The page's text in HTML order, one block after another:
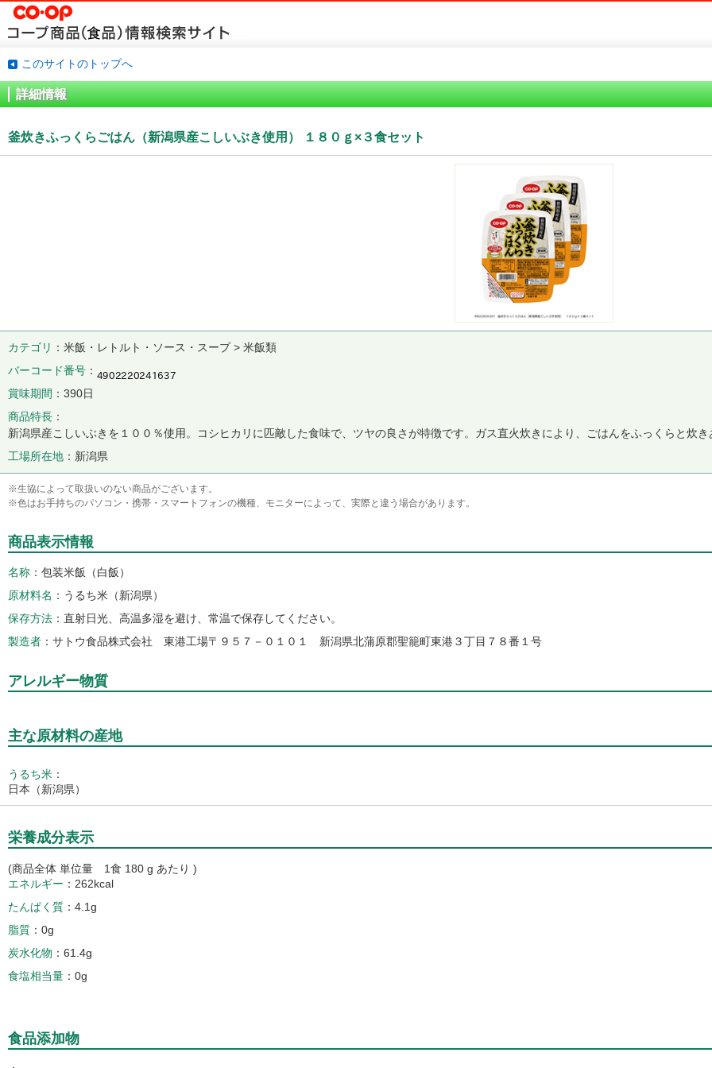
このサイトのトップへ
詳細情報
釜炊きふっくらごはん（新潟県産こしいぶき使用） １８０ｇ×３食セット
カテゴリ
米飯・レトルト・ソース・スープ > 米飯類
バーコード番号
賞味期間
390日
商品特長
新潟県産こしいぶきを１００％使用。コシヒカリに匹敵した食味で、ツヤの良さが特徴です。ガス直火炊きにより、ごはんをふっくらと炊き
工場所在地
新潟県
※生協によって取扱いのない商品がございます。
※色はお手持ちのパソコン・携帯・スマートフォンの機種、モニターによって、実際と違う場合があります。
商品表示情報
名称
包装米飯（白飯）
原材料名
うるち米（新潟県）
保存方法
直射日光、高温多湿を避け、常温で保存してください。
製造者
サトウ食品株式会社 東港工場〒９５７－０１０１ 新潟県北蒲原郡聖籠町東港３丁目７８番１号
アレルギー物質
主な原材料の産地
うるち米 ：
日本（新潟県）
栄養成分表示
(商品全体 単位量 1食 180 g あたり )
エネルギー
262kcal
たんぱく質
4.1g
脂質
0g
炭水化物
61.4g
食塩相当量
0g
食品添加物